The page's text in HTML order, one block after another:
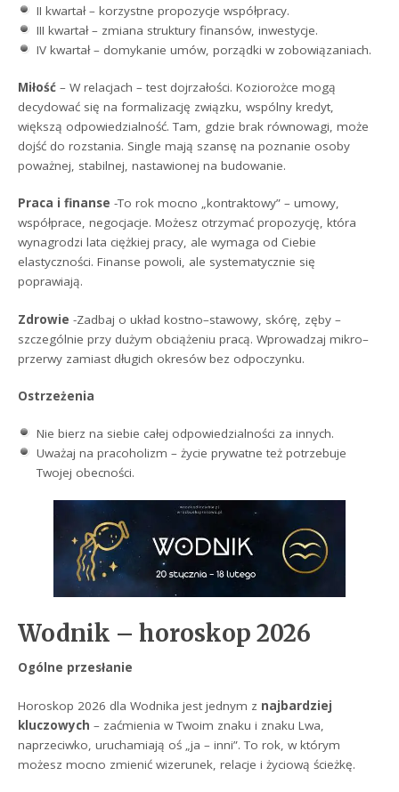
II kwartał – korzystne propozycje współpracy.
III kwartał – zmiana struktury finansów, inwestycje.
IV kwartał – domykanie umów, porządki w zobowiązaniach.
Miłość – W relacjach – test dojrzałości. Koziorożce mogą
decydować się na formalizację związku, wspólny kredyt,
większą odpowiedzialność. Tam, gdzie brak równowagi, może
dojść do rozstania. Single mają szansę na poznanie osoby
poważnej, stabilnej, nastawionej na budowanie.
Praca i finanse -To rok mocno „kontraktowy” – umowy,
współprace, negocjacje. Możesz otrzymać propozycję, która
wynagrodzi lata ciężkiej pracy, ale wymaga od Ciebie
elastyczności. Finanse powoli, ale systematycznie się
poprawiają.
Zdrowie -Zadbaj o układ kostno–stawowy, skórę, zęby –
szczególnie przy dużym obciążeniu pracą. Wprowadzaj mikro–
przerwy zamiast długich okresów bez odpoczynku.
Ostrzeżenia
Nie bierz na siebie całej odpowiedzialności za innych.
Uważaj na pracoholizm – życie prywatne też potrzebuje
Twojej obecności.
Wodnik – horoskop 2026
Ogólne przesłanie
Horoskop 2026 dla Wodnika jest jednym z najbardziej
kluczowych – zaćmienia w Twoim znaku i znaku Lwa,
naprzeciwko, uruchamiają oś „ja – inni”. To rok, w którym
możesz mocno zmienić wizerunek, relacje i życiową ścieżkę.